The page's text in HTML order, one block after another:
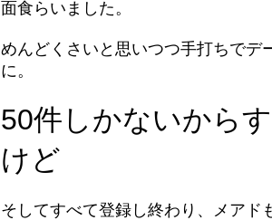
面食らいました。
めんどくさいと思いつつ手打ちでデ
に。
50件しかないから
けど
そしてすべて登録し終わり、メアド